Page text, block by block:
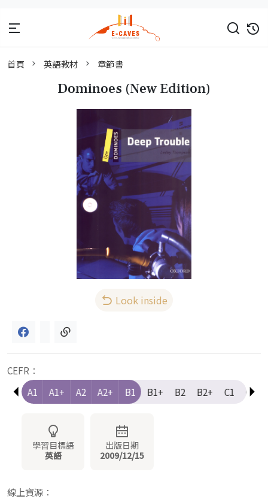
首頁 英語教材 章節書
Dominoes (New Edition)
Look inside
CEFR：
A1
A1 A1+ A2 A2+ B1 B1+ B2 B2+ C1 C1+
學習目標語
英語
出版日期
2009/12/15
線上資源：